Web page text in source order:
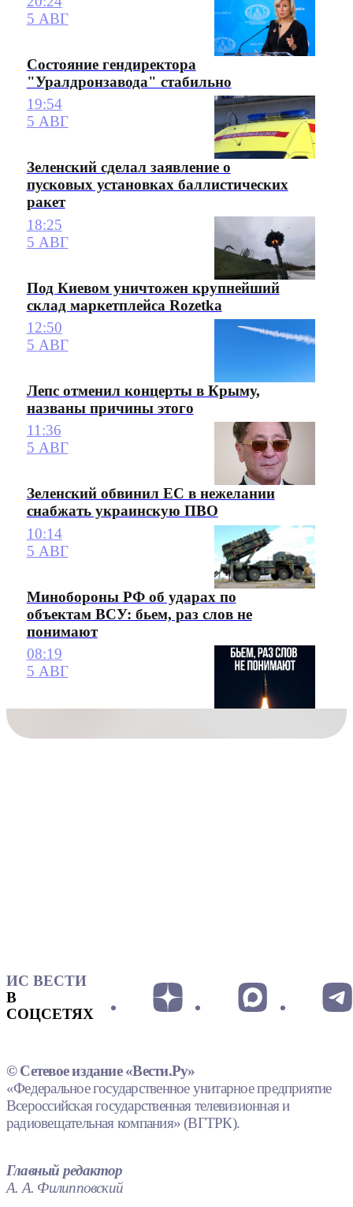
5 АВГ
Состояние гендиректора
"Уралдронзавода" стабильно
19:54
5 АВГ
Зеленский сделал заявление о
пусковых установках баллистических
ракет
18:25
5 АВГ
Под Киевом уничтожен крупнейший
склад маркетплейса Rozetka
12:50
5 АВГ
Лепс отменил концерты в Крыму,
названы причины этого
11:36
5 АВГ
Зеленский обвинил ЕС в нежелании
снабжать украинскую ПВО
10:14
5 АВГ
Минобороны РФ об ударах по
объектам ВСУ: бьем, раз слов не
понимают
08:19
5 АВГ
ИС ВЕСТИ
В
СОЦСЕТЯХ
© Сетевое издание «Вести.Ру»
«Федеральное государственное унитарное предприятие
Всероссийская государственная телевизионная и
радиовещательная компания» (ВГТРК).
Главный редактор
А. А. Филипповский